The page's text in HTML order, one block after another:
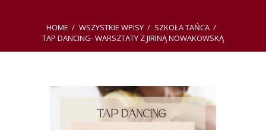
HOME WSZYSTKIE WPISY
SZKOŁA TAŃCA
TAP DANCING- WARSZTATY Z JIRINĄ NOWAKOWSKĄ